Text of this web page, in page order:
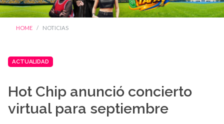
HOME NOTICIAS
ACTUALIDAD
Hot Chip anunció concierto
virtual para septiembre